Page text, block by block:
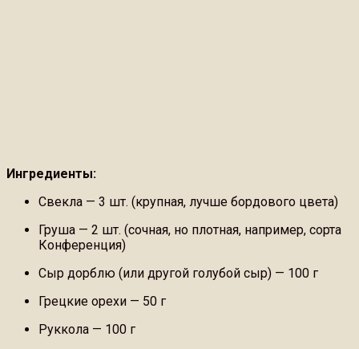
Ингредиенты:
Свекла — 3 шт. (крупная, лучше бордового цвета)
Груша — 2 шт. (сочная, но плотная, например, сорта
Конференция)
Сыр дорблю (или другой голубой сыр) — 100 г
Грецкие орехи — 50 г
Руккола — 100 г